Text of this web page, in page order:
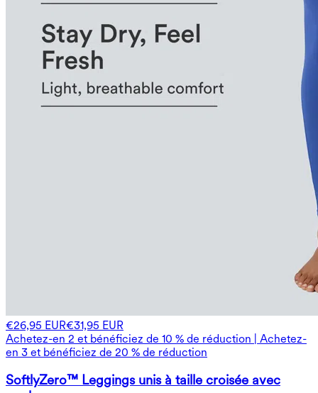
€26,95 EUR€31,95 EUR
Achetez-en 2 et bénéficiez de 10 % de réduction | Achetez-
en 3 et bénéficiez de 20 % de réduction
SoftlyZero™ Leggings unis à taille croisée avec